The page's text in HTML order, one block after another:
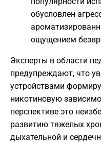
обусловлен
ощущением
Эксперты в области
предупреждают, что
устройствами
никотиновую
перспективе это
развитию тяжелых
дыхательной и